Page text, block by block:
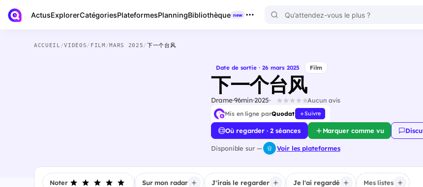
ActusExplorerCatégoriesPlateformesPlanningBibliothèque new
ACCUEIL /VIDÉOS/ FILM/MARS 2025/下一个台风
Date de sortie · 26 mars 2025 Film
下一个台风
Drame96min 2025 Aucun avis
Mis en ligne parQuodat Suivre
Où regarder · 2 séances Marquer comme vu
Disponible sur — Voir les plateformes
Noter Sur mon radar J'irais le regarder Je l'ai regardé Mes listes